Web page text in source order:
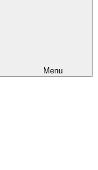
Menu